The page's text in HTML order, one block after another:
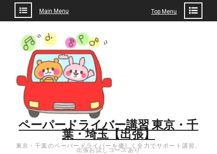
content
Main Menu Top Menu
ペーパードライバー講習 東京・千
葉・埼玉【出張】
東京・千葉のペーパードライバーを優しく全力でサポート講習。
出張お試しコースあり